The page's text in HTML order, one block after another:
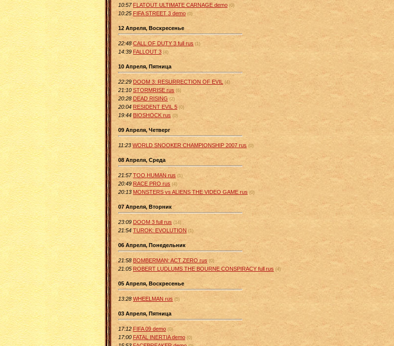
10:57 FLATOUT ULTIMATE CARNAGE demo (0)
10:25 FIFA STREET 3 demo (0)
12 Апреля, Воскресенье
22:48 CALL OF DUTY 3 full rus (1)
14:39 FALLOUT 3 (4)
10 Апреля, Пятница
22:29 DOOM 3: RESURRECTION OF EVIL (4)
21:10 STORMRISE rus (6)
20:28 DEAD RISING (2)
20:04 RESIDENT EVIL 5 (0)
19:44 BIOSHOCK rus (0)
09 Апреля, Четверг
11:23 WORLD SNOOKER CHAMPIONSHIP 2007 rus (0)
08 Апреля, Среда
21:57 TOO HUMAN rus (1)
20:49 RACE PRO rus (4)
20:13 MONSTERS vs ALIENS THE VIDEO GAME rus (0)
07 Апреля, Вторник
23:09 DOOM 3 full rus (14)
21:54 TUROK: EVOLUTION (1)
06 Апреля, Понедельник
21:58 BOMBERMAN: ACT ZERO rus (0)
21:05 ROBERT LUDLUMS THE BOURNE CONSPIRACY full rus (4)
05 Апреля, Воскресенье
13:28 WHEELMAN rus (5)
03 Апреля, Пятница
17:12 FIFA 09 demo (0)
17:00 FATAL INERTIA demo (0)